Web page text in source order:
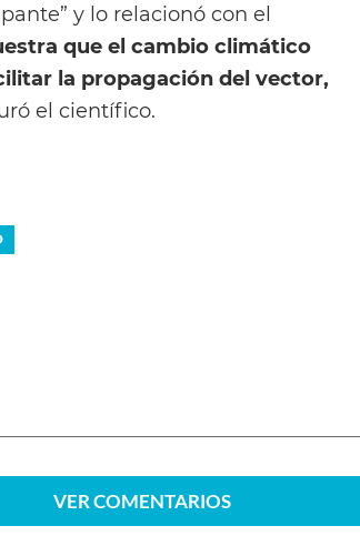
y lo relacionó con el
que el cambio climático
la propagación del vector,
el científico.
VERCOMENTARIOS